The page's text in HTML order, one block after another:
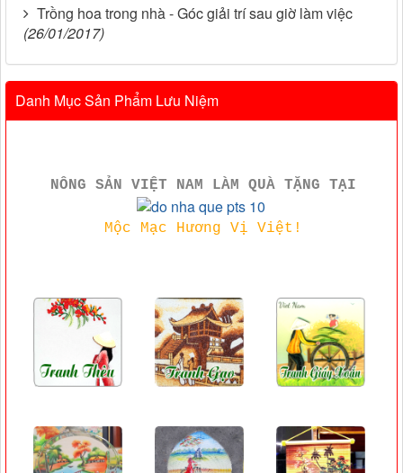
Trồng hoa trong nhà - Góc giải trí sau giờ làm việc
(26/01/2017)
Danh Mục Sản Phẩm Lưu Niệm
NÔNG SẢN VIỆT NAM LÀM QUÀ TẶNG TẠI
Mộc Mạc Hương Vị Việt!